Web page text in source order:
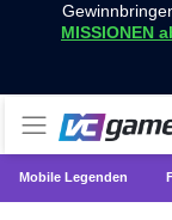
MISSIONEN
Mobile Legenden